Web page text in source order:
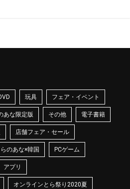
玩具 フェア・イベント
あな限定版 その他 電子書籍
店舗フェア・セール
らのあな×韓国 PCゲーム
アプリ
オンラインとら祭り2020夏